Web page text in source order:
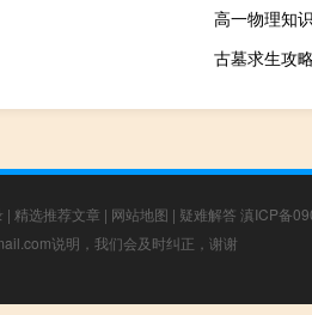
高一物理知
古墓求生攻
| 精选推荐文章 | 网站地图 | 疑难解答 滇ICP备
说明，我们会及时纠正，谢谢